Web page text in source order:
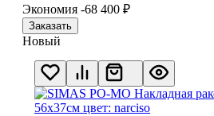
Экономия -68 400 ₽
Заказать
Новый